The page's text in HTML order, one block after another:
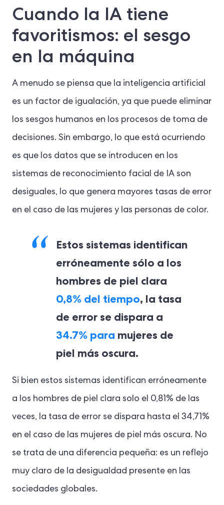
Cuando la IA tiene
favoritismos: el sesgo
en la máquina
A menudo se piensa que la inteligencia artificial
es un factor de igualación, ya que puede eliminar
los sesgos humanos en los procesos de toma de
decisiones. Sin embargo, lo que está ocurriendo
es que los datos que se introducen en los
sistemas de reconocimiento facial de IA son
desiguales, lo que genera mayores tasas de error
en el caso de las mujeres y las personas de color.
Estos sistemas identifican
erróneamente sólo a los
hombres de piel clara
0,8% del tiempo, la tasa
de error se dispara a
34.7% para mujeres de
piel más oscura.
Si bien estos sistemas identifican erróneamente
a los hombres de piel clara solo el 0,81% de las
veces, la tasa de error se dispara hasta el 34,71%
en el caso de las mujeres de piel más oscura. No
se trata de una diferencia pequeña: es un reflejo
muy claro de la desigualdad presente en las
sociedades globales.